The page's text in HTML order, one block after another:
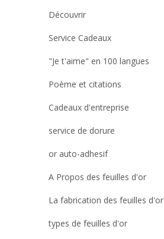
Découvrir
Service Cadeaux
"Je t'aime" en 100 langues
Poème et citations
Cadeaux d'entreprise
service de dorure
or auto-adhesif
A Propos des feuilles d'or
La fabrication des feuilles d'or
types de feuilles d'or